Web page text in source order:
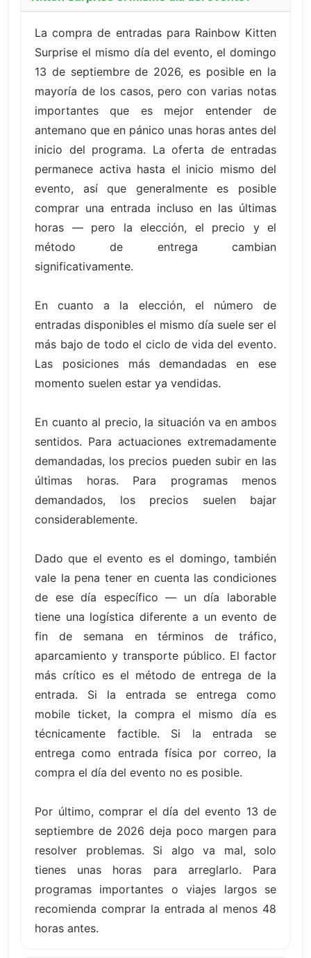
La compra de entradas para Rainbow Kitten
Surprise el mismo día del evento, el domingo
13 de septiembre de 2026, es posible en la
mayoría de los casos, pero con varias notas
importantes que es mejor entender de
antemano que en pánico unas horas antes del
inicio del programa. La oferta de entradas
permanece activa hasta el inicio mismo del
evento, así que generalmente es posible
comprar una entrada incluso en las últimas
horas — pero la elección, el precio y el
método de entrega cambian
significativamente.
En cuanto a la elección, el número de
entradas disponibles el mismo día suele ser el
más bajo de todo el ciclo de vida del evento.
Las posiciones más demandadas en ese
momento suelen estar ya vendidas.
En cuanto al precio, la situación va en ambos
sentidos. Para actuaciones extremadamente
demandadas, los precios pueden subir en las
últimas horas. Para programas menos
demandados, los precios suelen bajar
considerablemente.
Dado que el evento es el domingo, también
vale la pena tener en cuenta las condiciones
de ese día específico — un día laborable
tiene una logística diferente a un evento de
fin de semana en términos de tráfico,
aparcamiento y transporte público. El factor
más crítico es el método de entrega de la
entrada. Si la entrada se entrega como
mobile ticket, la compra el mismo día es
técnicamente factible. Si la entrada se
entrega como entrada física por correo, la
compra el día del evento no es posible.
Por último, comprar el día del evento 13 de
septiembre de 2026 deja poco margen para
resolver problemas. Si algo va mal, solo
tienes unas horas para arreglarlo. Para
programas importantes o viajes largos se
recomienda comprar la entrada al menos 48
horas antes.